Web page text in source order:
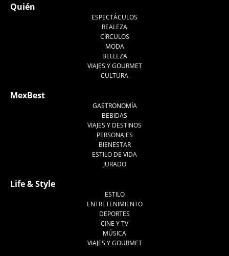
Quién
ESPECTÁCULOS
REALEZA
CÍRCULOS
MODA
BELLEZA
VIAJES Y GOURMET
CULTURA
MexBest
GASTRONOMÍA
BEBIDAS
VIAJES Y DESTINOS
PERSONAJES
BIENESTAR
ESTILO DE VIDA
JURADO
Life & Style
ESTILO
ENTRETENIMIENTO
DEPORTES
CINE Y TV
MÚSICA
VIAJES Y GOURMET